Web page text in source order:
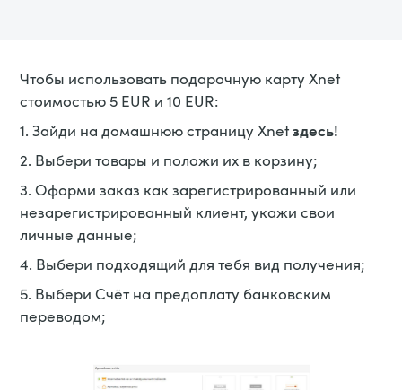
Чтобы использовать подарочную карту Xnet
стоимостью 5 EUR и 10 EUR:
1. Зайди на домашнюю страницу Xnetздесь!
2. Выбери товары и положи их в корзину;
3. Оформи заказ как зарегистрированный или
незарегистрированный клиент, укажи свои
личные данные;
4. Выбери подходящий для тебя вид получения;
5. Выбери Счёт на предоплату банковским
переводом;